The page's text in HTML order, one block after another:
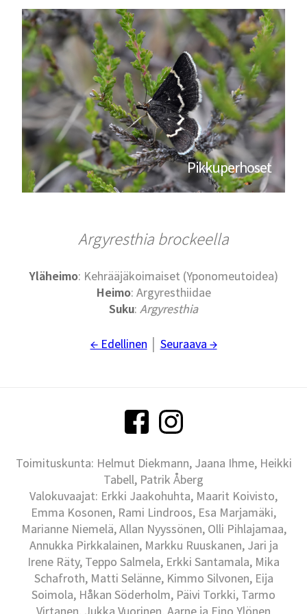
Pikkuperhoset
Argyresthia brockeella
Yläheimo: Kehrääjäkoimaiset (Yponomeutoidea)
Heimo: Argyresthiidae
Suku: Argyresthia
← Edellinen Seuraava →
Toimituskunta: Helmut Diekmann, Jaana Ihme, Heikki
Tabell, Patrik Åberg
Valokuvaajat: Erkki Jaakohuhta, Maarit Koivisto,
Emma Kosonen, Rami Lindroos, Esa Marjamäki,
Marianne Niemelä, Allan Nyyssönen, Olli Pihlajamaa,
Annukka Pirkkalainen, Markku Ruuskanen, Jari ja
Irene Räty, Teppo Salmela, Erkki Santamala, Mika
Schafroth, Matti Selänne, Kimmo Silvonen, Eija
Soimola, Håkan Söderholm, Päivi Torkki, Tarmo